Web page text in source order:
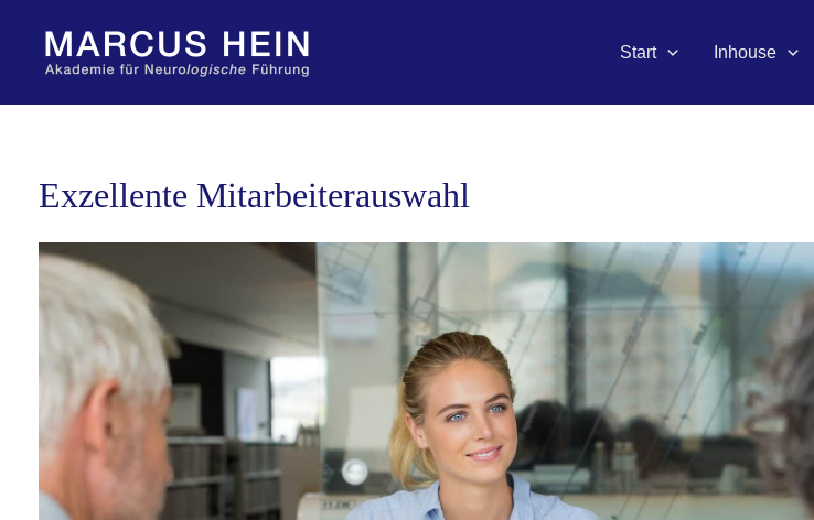
springen
Start Inhouse
Exzellente Mitarbeiterauswahl